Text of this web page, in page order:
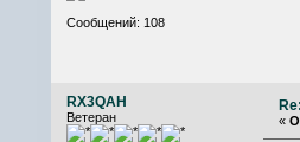
Сообщений: 108
RX3QAH
Ветеран «